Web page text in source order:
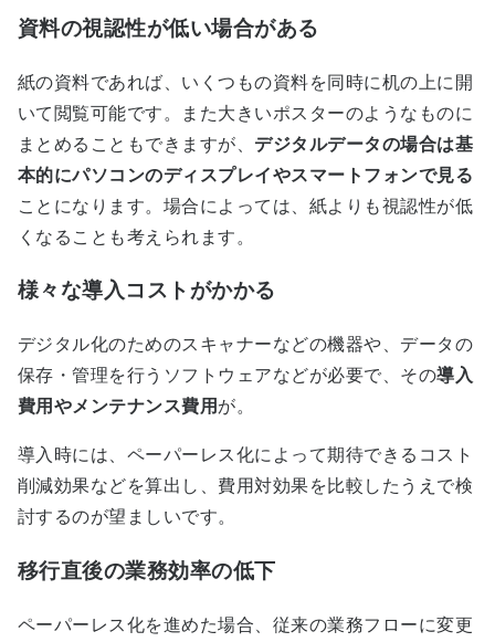
資料の視認性が低い場合がある
紙の資料であれば、いくつもの資料を同時に机の上に開
いて閲覧可能です。また大きいポスターのようなものに
まとめることもできますが、 デジタルデータの場合は基
本的にパソコンのディスプレイやスマートフォンで見る
ことになります。場合によっては、紙よりも視認性が低
くなることも考えられます。
様々な導入コストがかかる
デジタル化のためのスキャナーなどの機器や、データの
保存・管理を行うソフトウェアなどが必要で、その導入
費用やメンテナンス費用 が。
導入時には、ペーパーレス化によって期待できるコスト
削減効果などを算出し、費用対効果を比較したうえで検
討するのが望ましいです。
移行直後の業務効率の低下
ペーパーレス化を進めた場合、従来の業務フローに変更